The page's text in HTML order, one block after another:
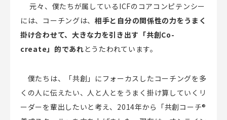
元々、僕たちが属している ICFのコアコンピテンシー
には、コーチングは、 相手と自分の関係性の力をうまく
掛け合わせて、大きな力を引き出す「共創Co-
create 」的であれとうたわれています。
僕たちは、「共創」にフォーカスしたコーチングを多
くの人に伝えたい、人と人とをうまく掛け算していくリ
ーダーを輩出したいと考え、 2014年から「共創コーチ®